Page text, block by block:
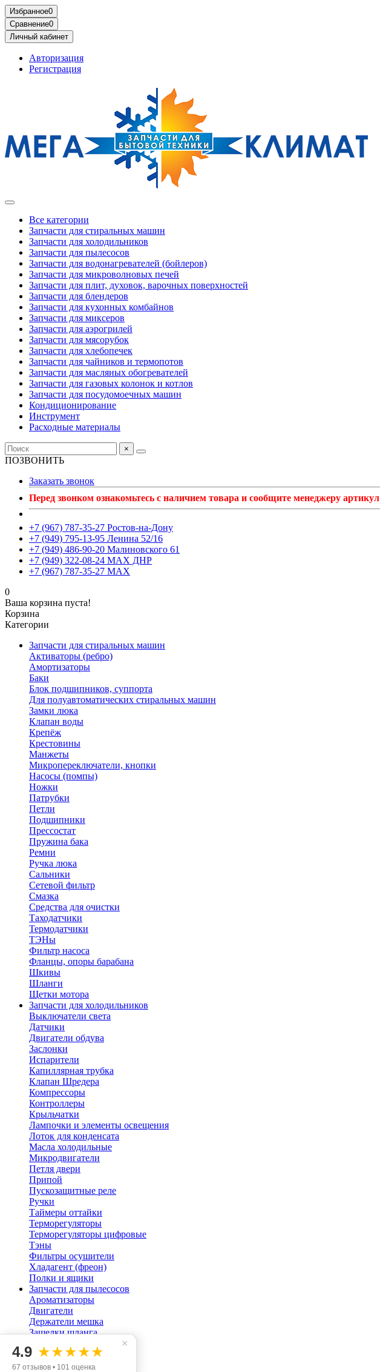
Избранное0
Сравнение0
Личный кабинет
Авторизация
Регистрация
Все категории
Запчасти для стиральных машин
Запчасти для холодильников
Запчасти для пылесосов
Запчасти для водонагревателей (бойлеров)
Запчасти для микроволновых печей
Запчасти для плит, духовок, варочных поверхностей
Запчасти для блендеров
Запчасти для кухонных комбайнов
Запчасти для миксеров
Запчасти для аэрогрилей
Запчасти для мясорубок
Запчасти для хлебопечек
Запчасти для чайников и термопотов
Запчасти для масляных обогревателей
Запчасти для газовых колонок и котлов
Запчасти для посудомоечных машин
Кондиционирование
Инструмент
Расходные материалы
×
ПОЗВОНИТЬ
Заказать звонок
Перед звонком ознакомьтесь с наличием товара и сообщите менеджеру артикул
+7 (967) 787-35-27 Ростов-на-Дону
+7 (949) 795-13-95 Ленина 52/16
+7 (949) 486-90-20 Малиновского 61
+7 (949) 322-08-24 MAX ДНР
+7 (967) 787-35-27 MAX
0
Ваша корзина пуста!
Корзина
Категории
Запчасти для стиральных машин
Активаторы (ребро)
Амортизаторы
Баки
Блок подшипников, суппорта
Для полуавтоматических стиральных машин
Замки люка
Клапан воды
Крепёж
Крестовины
Манжеты
Микропереключатели, кнопки
Насосы (помпы)
Ножки
Патрубки
Петли
Подшипники
Прессостат
Пружина бака
Ремни
Ручка люка
Сальники
Сетевой фильтр
Смазка
Средства для очистки
Таходатчики
Термодатчики
ТЭНы
Фильтр насоса
Фланцы, опоры барабана
Шкивы
Шланги
Щетки мотора
Запчасти для холодильников
Выключатели света
Датчики
Двигатели обдува
Заслонки
Испарители
Капиллярная трубка
Клапан Шредера
Компрессоры
Контроллеры
Крыльчатки
Лампочки и элементы освещения
Лоток для конденсата
Масла холодильные
Микродвигатели
Петля двери
Припой
Пускозащитные реле
Ручки
Таймеры оттайки
Терморегуляторы
Терморегуляторы цифровые
Тэны
Фильтры осушители
Хладагент (фреон)
Полки и ящики
Запчасти для пылесосов
Ароматизаторы
Двигатели
Держатели мешка
Защелки шланга
Мешок пылесоса
Помпы
×
4.9 ★★★★★
67 отзывов • 101 оценка